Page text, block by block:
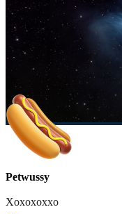
Petwussy
Xoxoxoxxo